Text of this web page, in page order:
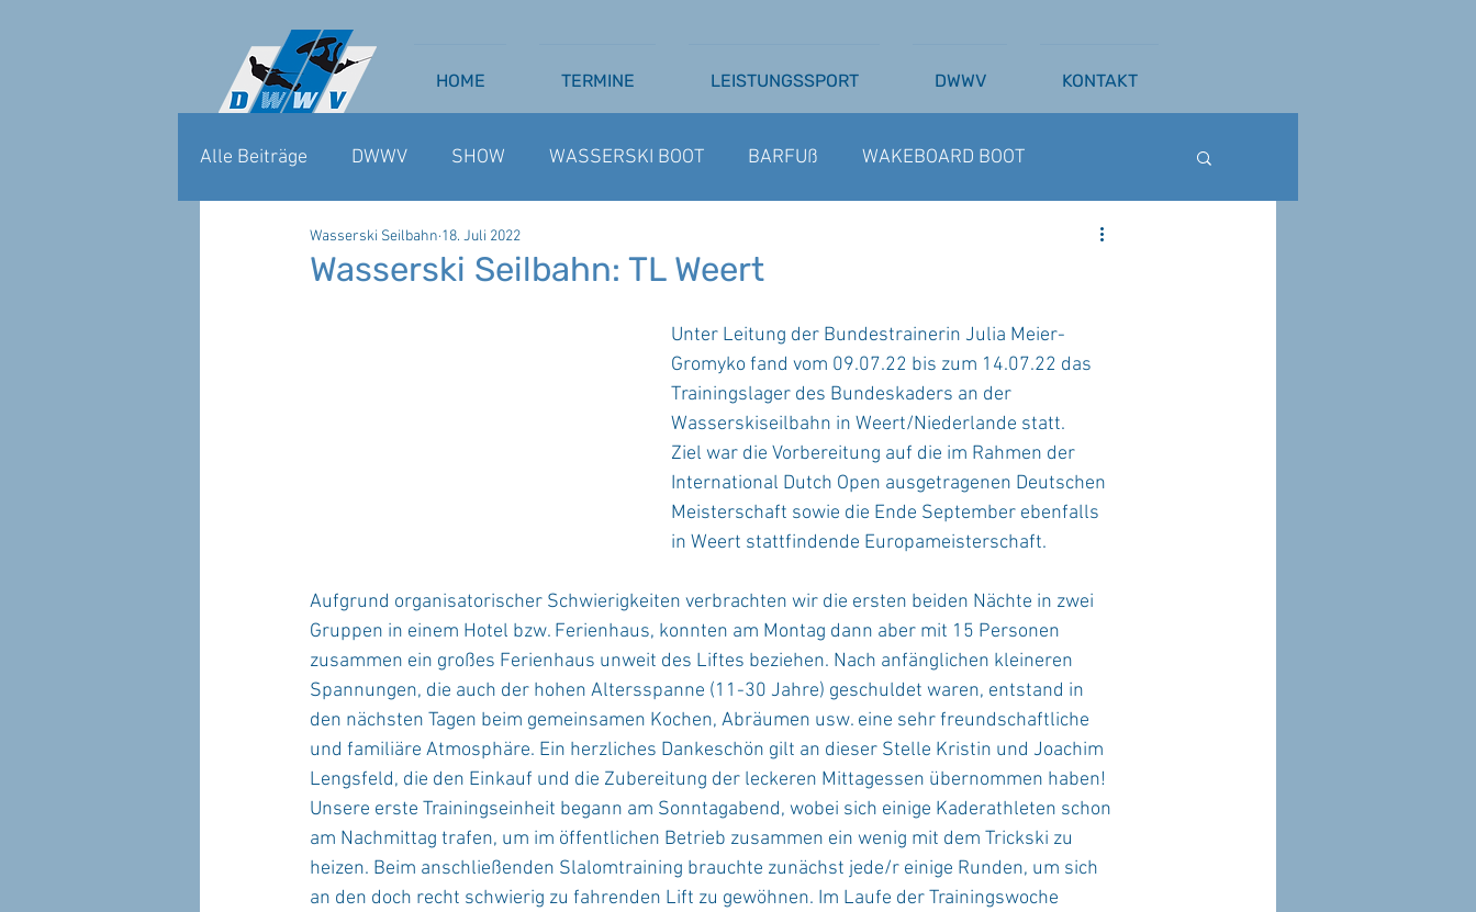
HOME TERMINE LEISTUNGSSPORT DWWV KONTAKT
Alle Beiträge DWWV SHOW WASSERSKI BOOT BARFUß WAKEBOARD BOOT
WAKEBOARD CABLE WASSERSKI SEILBAHN WAKESURFEN
Wasserski Seilbahn: TL Weert
Wasserski Seilbahn 18. Juli 2022
Unter Leitung der Bundestrainerin Julia Meier-
Gromyko fand vom 09.07.22 bis zum 14.07.22 das
Trainingslager des Bundeskaders an der
Wasserskiseilbahn in Weert/Niederlande statt.
Ziel war die Vorbereitung auf die im Rahmen der
International Dutch Open ausgetragenen Deutschen
Meisterschaft sowie die Ende September ebenfalls
in Weert stattfindende Europameisterschaft.
Aufgrund organisatorischer Schwierigkeiten verbrachten wir die ersten beiden Nächte in zwei
Gruppen in einem Hotel bzw. Ferienhaus, konnten am Montag dann aber mit 15 Personen
zusammen ein großes Ferienhaus unweit des Liftes beziehen. Nach anfänglichen kleineren
Spannungen, die auch der hohen Altersspanne (11-30 Jahre) geschuldet waren, entstand in
den nächsten Tagen beim gemeinsamen Kochen, Abräumen usw. eine sehr freundschaftliche
und familiäre Atmosphäre. Ein herzliches Dankeschön gilt an dieser Stelle Kristin und Joachim
Lengsfeld, die den Einkauf und die Zubereitung der leckeren Mittagessen übernommen haben!
Unsere erste Trainingseinheit begann am Sonntagabend, wobei sich einige Kaderathleten schon
am Nachmittag trafen, um im öffentlichen Betrieb zusammen ein wenig mit dem Trickski zu
heizen. Beim anschließenden Slalomtraining brauchte zunächst jede/r einige Runden, um sich
an den doch recht schwierig zu fahrenden Lift zu gewöhnen. Im Laufe der Trainingswoche